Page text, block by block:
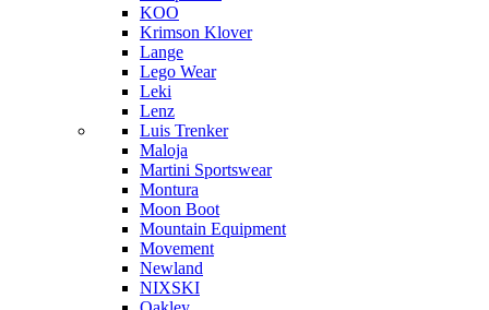
KOO
Krimson Klover
Lange
Lego Wear
Leki
Lenz
Luis Trenker
Maloja
Martini Sportswear
Montura
Moon Boot
Mountain Equipment
Movement
Newland
NIXSKI